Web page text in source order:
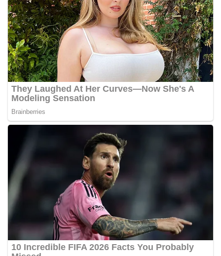
sambang ini adalah imbauan kepada warga untuk
memasang bendera Merah Putih secara penuh,
bukan setengah tiang, sebagai bentuk
penghormatan dan rasa cinta tanah air
menjelang perayaan HUT Kemerdekaan RI.
Petugas mengingatkan bahwa pemasangan
bendera dengan benar merupakan salah satu
wujud nyata partisipasi masyarakat dalam
memperingati hari bersejarah bangsa
Indonesia.‎‎”Kami mengimbau kepada seluruh
warga agar mulai mempersiapkan dan memasang
bendera Merah Putih di depan rumah masing-
masing secara penuh. Ini adalah bentuk
penghormatan kita bersama terhadap
perjuangan para pahlawan yang telah merebut
kemerdekaan,” ujar Aiptu Muliyadi Suraukur saat
berdialog dengan warga.‎‎Ia juga menambahkan
agar warga memperhatikan kondisi bendera yang
akan dikibarkan, memastikan bendera dalam
keadaan bersih, tidak sobek, dan layak untuk
dikibarkan sebagai simbol kehormatan
negara.‎‎‎Selain menyampaikan imbauan terkait
bendera, kegiatan sambang DDS ini juga
dimanfaatkan sebagai sarana deteksi dini (early
warning) guna mengantisipasi potensi gangguan
keamanan dan ketertiban masyarakat